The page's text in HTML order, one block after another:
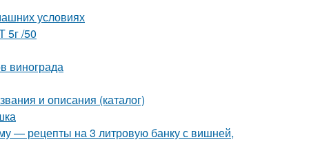
условиях
/50
винограда
и описания (каталог)
— рецепты на 3 литровую банку с вишней,